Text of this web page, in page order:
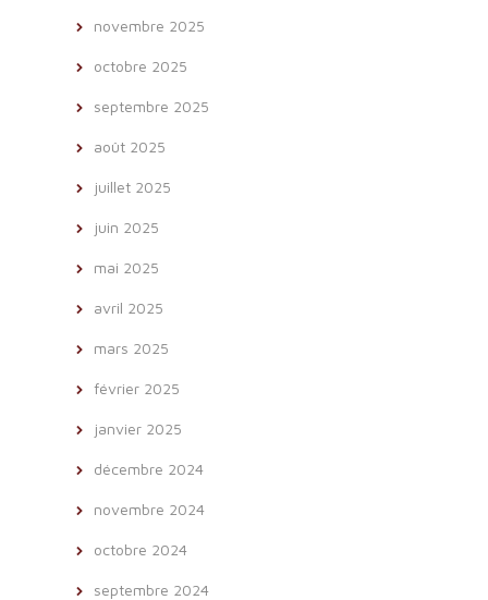
novembre 2025
octobre 2025
septembre 2025
août 2025
juillet 2025
juin 2025
mai 2025
avril 2025
mars 2025
février 2025
janvier 2025
décembre 2024
novembre 2024
octobre 2024
septembre 2024